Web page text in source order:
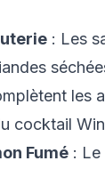
: Les
les
cocktail
Fumé :